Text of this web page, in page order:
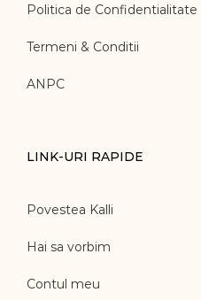
Politica de Confidentialitate
Termeni & Conditii
ANPC
LINK-URI RAPIDE
Povestea Kalli
Hai sa vorbim
Contul meu